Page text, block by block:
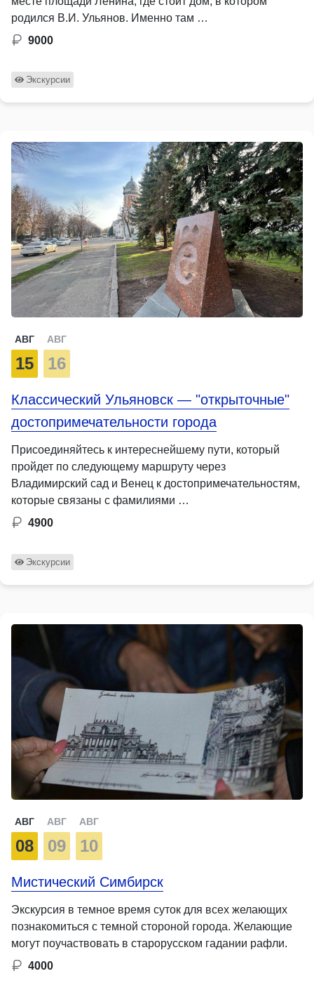
родился В.И. Ульянов. Именно там …
9000
Экскурсии
АВГ
15
АВГ
16
Классический Ульяновск — "открыточные"
достопримечательности города
Присоединяйтесь к интереснейшему пути, который
пройдет по следующему маршруту через
Владимирский сад и Венец к достопримечательностям,
которые связаны с фамилиями …
4900
Экскурсии
АВГ
08
АВГ
09
АВГ
10
Мистический Симбирск
Экскурсия в темное время суток для всех желающих
познакомиться с темной стороной города. Желающие
могут поучаствовать в старорусском гадании рафли.
4000